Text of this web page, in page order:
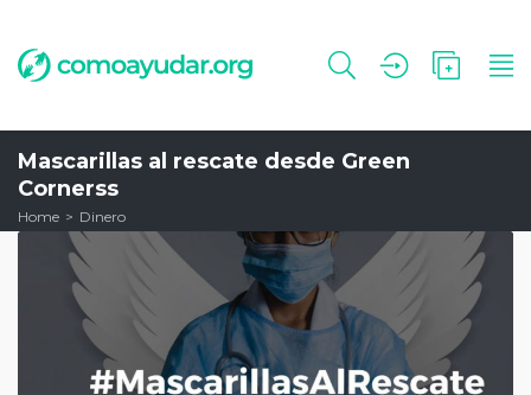
Mascarillas al rescate desde Green
Cornerss
Home Dinero